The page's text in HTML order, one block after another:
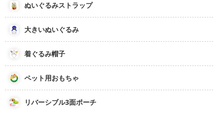
ぬいぐるみストラップ
大きいぬいぐるみ
着ぐるみ帽子
ペット用おもちゃ
リバーシブル3面ポーチ